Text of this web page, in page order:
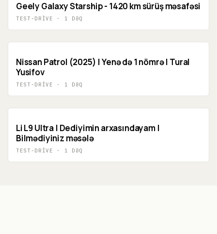
Geely Galaxy Starship - 1420 km sürüş məsafəsi
TEST-DRIVE · 1 DƏQ
Nissan Patrol (2025) | Yenə də 1 nömrə | Tural
Yusifov
TEST-DRIVE · 1 DƏQ
Li L9 Ultra | Dediyimin arxasındayam |
Bilmədiyiniz məsələ
TEST-DRIVE · 1 DƏQ